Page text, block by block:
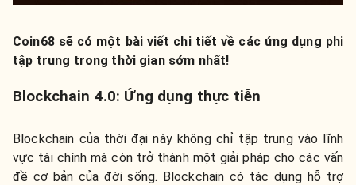
Coin68 sẽ có một bài viết chi tiết về các ứng dụng phi
tập trung trong thời gian sớm nhất!
Blockchain 4.0: Ứng dụng thực tiễn
Blockchain của thời đại này không chỉ tập trung vào lĩnh
vực tài chính mà còn trở thành một giải pháp cho các vấn
đề cơ bản của đời sống. Blockchain có tác dụng hỗ trợ